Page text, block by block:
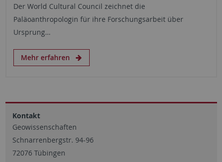
Der World Cultural Council zeichnet die
Paläoanthropologin für ihre Forschungsarbeit über
Ursprung…
Mehr erfahren
Kontakt
Geowissenschaften
Schnarrenbergstr. 94-96
72076 Tübingen